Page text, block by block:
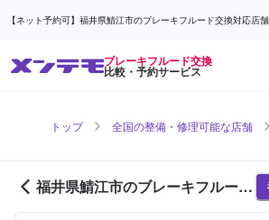
【ネット予約可】福井県鯖江市のブレーキフルード交換対応店
ブレーキフルード交換
比較・予約サービス
トップ 全国の整備・修理可能な店舗
福井県鯖江市のブレーキフルード
交換対応店舗紹介 (1ページ目)